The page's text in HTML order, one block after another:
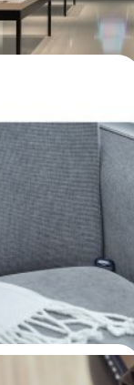
ดตัว
ง่าย ๆ ด้วย
บริการใหม่ที่จะ
ป แม้จะไม่มี